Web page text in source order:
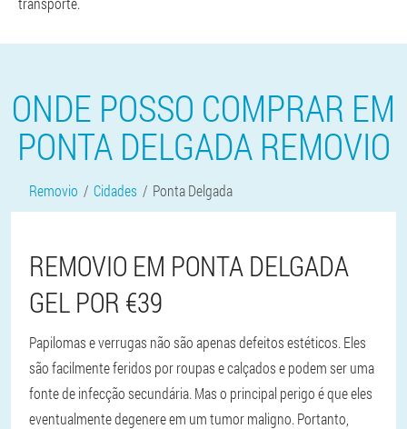
ONDE POSSO COMPRAR EM
PONTA DELGADA REMOVIO
Removio Cidades Ponta Delgada
REMOVIO EM PONTA DELGADA
GEL POR €39
Papilomas e verrugas não são apenas defeitos estéticos. Eles
são facilmente feridos por roupas e calçados e podem ser uma
fonte de infecção secundária. Mas o principal perigo é que eles
eventualmente degenere em um tumor maligno. Portanto,